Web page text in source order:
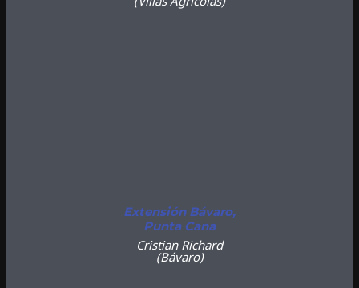
Extensión Bávaro,
Punta Cana
Cristian Richard
(Bávaro)